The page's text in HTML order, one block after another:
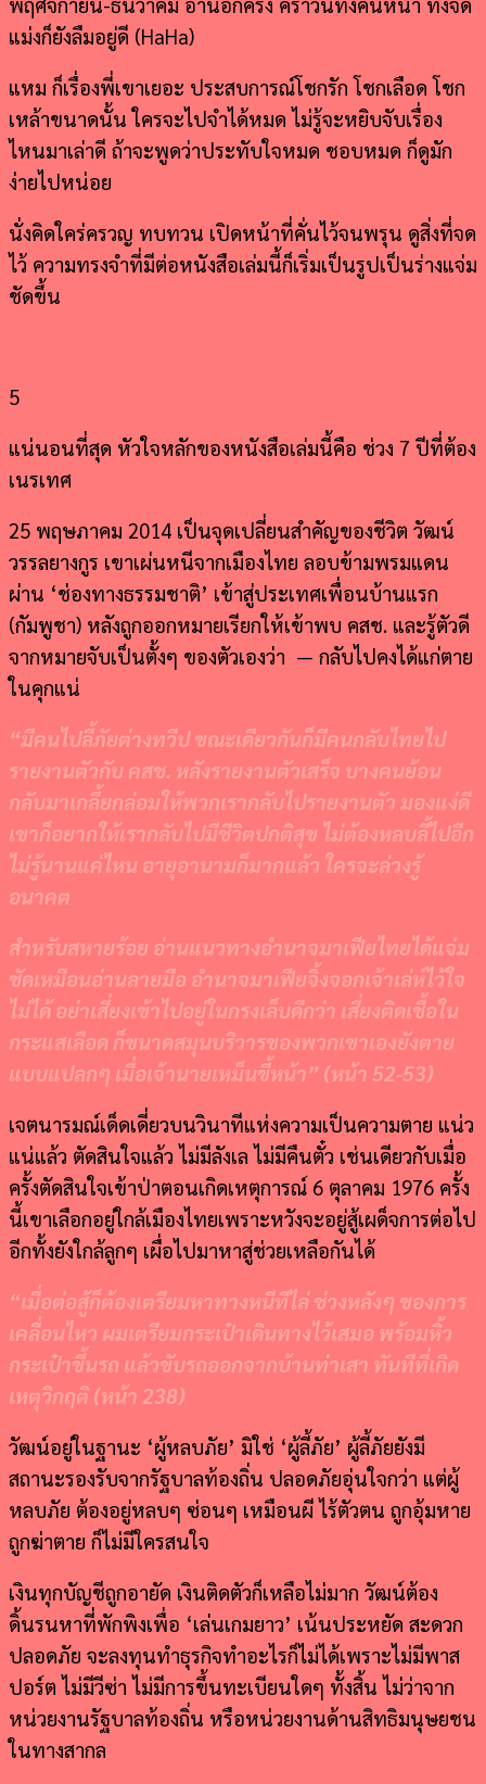
แม่งก็ยังลืมอยู่ดี (HaHa)
แหม ก็เรื่องพี่เขาเยอะ ประสบการณ์โชกรัก โชกเลือด โชก
เหล้าขนาดนั้น ใครจะไปจำได้หมด ไม่รู้จะหยิบจับเรื่อง
ไหนมาเล่าดี ถ้าจะพูดว่าประทับใจหมด ชอบหมด ก็ดูมัก
ง่ายไปหน่อย
นั่งคิดใคร่ครวญ ทบทวน เปิดหน้าที่คั่นไว้จนพรุน ดูสิ่งที่จด
ไว้ ความทรงจำที่มีต่อหนังสือเล่มนี้ก็เริ่มเป็นรูปเป็นร่างแจ่ม
ชัดขึ้น
5
แน่นอนที่สุด หัวใจหลักของหนังสือเล่มนี้คือ ช่วง 7 ปีที่ต้อง
เนรเทศ
25 พฤษภาคม 2014 เป็นจุดเปลี่ยนสำคัญของชีวิต วัฒน์
วรรลยางกูร เขาเผ่นหนีจากเมืองไทย ลอบข้ามพรมแดน
ผ่าน ‘ช่องทางธรรมชาติ’ เข้าสู่ประเทศเพื่อนบ้านแรก
(กัมพูชา) หลังถูกออกหมายเรียกให้เข้าพบ คสช. และรู้ตัวดี
จากหมายจับเป็นตั้งๆ ของตัวเองว่า — กลับไปคงได้แก่ตาย
ในคุกแน่
“มีคนไปลี้ภัยต่างทวีป ขณะเดียวกันก็มีคนกลับไทยไป
รายงานตัวกับ คสช. หลังรายงานตัวเสร็จ บางคนย้อน
กลับมาเกลี้ยกล่อมให้พวกเรากลับไปรายงานตัว มองแง่ดี
เขาก็อยากให้เรากลับไปมีชีวิตปกติสุข ไม่ต้องหลบลี้ไปอีก
ไม่รู้นานแค่ไหน อายุอานามก็มากแล้ว ใครจะล่วงรู้
อนาคต
สำหรับสหายร้อย อ่านแนวทางอำนาจมาเฟียไทยได้แจ่ม
ชัดเหมือนอ่านลายมือ อำนาจมาเฟียจิ้งจอกเจ้าเล่ห์ไว้ใจ
ไม่ได้ อย่าเสี่ยงเข้าไปอยู่ในกรงเล็บดีกว่า เสี่ยงติดเชื้อใน
กระแสเลือด ก็ขนาดสมุนบริวารของพวกเขาเองยังตาย
แบบแปลกๆ เมื่อเจ้านายเหม็นขี้หน้า” (หน้า 52-53)
เจตนารมณ์เด็ดเดี่ยวบนวินาทีแห่งความเป็นความตาย แน่ว
แน่แล้ว ตัดสินใจแล้ว ไม่มีลังเล ไม่มีคืนตั๋ว เช่นเดียวกับเมื่อ
ครั้งตัดสินใจเข้าป่าตอนเกิดเหตุการณ์ 6 ตุลาคม 1976 ครั้ง
นี้เขาเลือกอยู่ใกล้เมืองไทยเพราะหวังจะอยู่สู้เผด็จการต่อไป
อีกทั้งยังใกล้ลูกๆ เผื่อไปมาหาสู่ช่วยเหลือกันได้
“เมื่อต่อสู้ก็ต้องเตรียมหาทางหนีทีไล่ ช่วงหลังๆ ของการ
เคลื่อนไหว ผมเตรียมกระเป๋าเดินทางไว้เสมอ พร้อมหิ้ว
กระเป๋าขึ้นรถ แล้วขับรถออกจากบ้านท่าเสา ทันทีที่เกิด
เหตุวิกฤติ (หน้า 238)
วัฒน์อยู่ในฐานะ ‘ผู้หลบภัย’ มิใช่ ‘ผู้ลี้ภัย’ ผู้ลี้ภัยยังมี
สถานะรองรับจากรัฐบาลท้องถิ่น ปลอดภัยอุ่นใจกว่า แต่ผู้
หลบภัย ต้องอยู่หลบๆ ซ่อนๆ เหมือนผี ไร้ตัวตน ถูกอุ้มหาย
ถูกฆ่าตาย ก็ไม่มีใครสนใจ
เงินทุกบัญชีถูกอายัด เงินติดตัวก็เหลือไม่มาก วัฒน์ต้อง
ดิ้นรนหาที่พักพิงเพื่อ ‘เล่นเกมยาว’ เน้นประหยัด สะดวก
ปลอดภัย จะลงทุนทำธุรกิจทำอะไรก็ไม่ได้เพราะไม่มีพาส
ปอร์ต ไม่มีวีซ่า ไม่มีการขึ้นทะเบียนใดๆ ทั้งสิ้น ไม่ว่าจาก
หน่วยงานรัฐบาลท้องถิ่น หรือหน่วยงานด้านสิทธิมนุษยชน
ในทางสากล